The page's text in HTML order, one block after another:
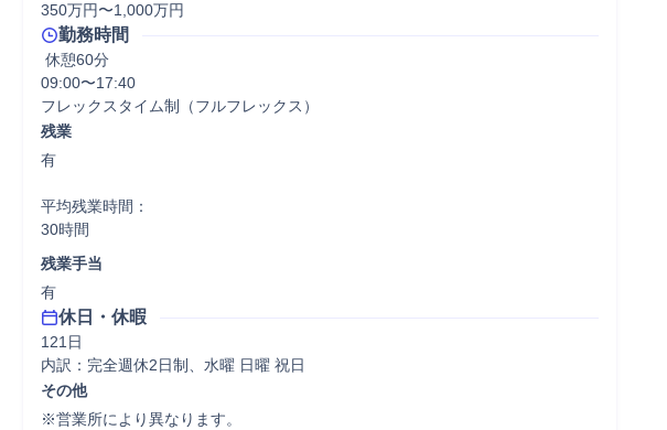
350万円〜1,000万円
勤務時間
休憩60分
09:00〜17:40
フレックスタイム制（フルフレックス）
残業
有
平均残業時間：
30時間
残業手当
有
休日・休暇
121日
内訳：完全週休2日制、水曜 日曜 祝日
その他
※営業所により異なります。